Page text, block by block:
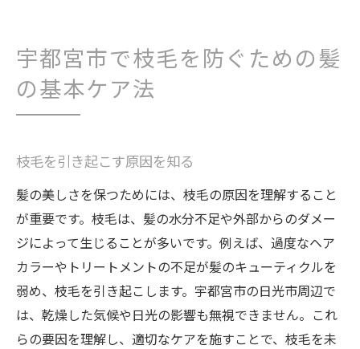
正しい髪の乾かし方で枝毛を防止
栃木県宇都宮市で試せるホームケアアイデ
ア
日光市で人気のトリートメントでヘアカラーを
色持ちを良くする洗髪テクニック
日光市でおすすめのカラー専用トリートメ
ント
紫外線から髪を守る方法
髪色を長持ちさせるための習慣
効果的なカラーキープ製品の選び方
カラー後の髪に最適なトリートメント
宇都宮市で枝毛を防ぐための髪
の基本ケア法
枝毛を引き起こす原因を知る
髪の美しさを保つためには、枝毛の原因を理解すること
が重要です。枝毛は、髪の水分不足や外部からのダメー
ジによって生じることが多いです。例えば、過度なヘア
カラーやトリートメントの不足が髪のキューティクルを
弱め、枝毛を引き起こします。宇都宮市の日光市周辺で
は、乾燥した気候や日光の影響も無視できません。これ
らの要因を理解し、適切なケアを施すことで、枝毛を未